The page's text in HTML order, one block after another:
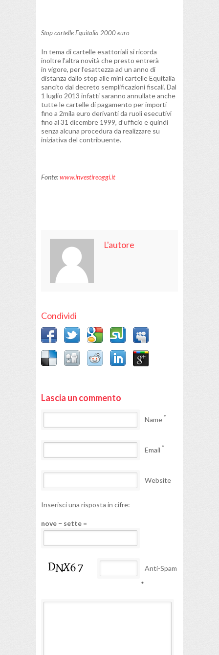
Stop cartelle Equitalia 2000 euro
In tema di cartelle esattoriali si ricorda
inoltre l’altra novità che presto entrerà
in vigore, per l’esattezza ad un anno di
distanza dallo stop alle mini cartelle Equitalia
sancito dal decreto semplificazioni fiscali. Dal
1 luglio 2013 infatti saranno annullate anche
tutte le cartelle di pagamento per importi
fino a 2mila euro derivanti da ruoli esecutivi
fino al 31 dicembre 1999, d’ufficio e quindi
senza alcuna procedura da realizzare su
iniziativa del contribuente.
Fonte:www.investireoggi.it
L'autore
Condividi
Lascia un commento
Name*
Email *
Website
Inserisci una risposta in cifre:
nove − sette =
Anti-Spam
*